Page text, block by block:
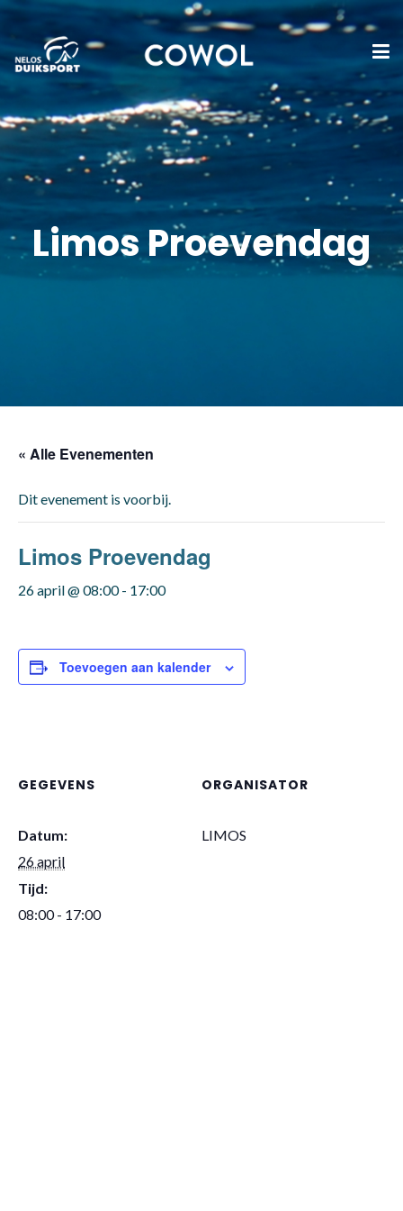
Limos Proevendag
« Alle Evenementen
Dit evenement is voorbij.
Limos Proevendag
26 april @ 08:00- 17:00
Toevoegen aan kalender
GEGEVENS
Datum:
26 april
Tijd:
08:00 - 17:00
ORGANISATOR
LIMOS